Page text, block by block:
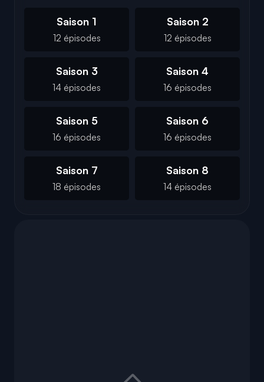
Saison 1
12 épisodes
Saison 2
12 épisodes
Saison 3
14 épisodes
Saison 4
16 épisodes
Saison 5
16 épisodes
Saison 6
16 épisodes
Saison 7
18 épisodes
Saison 8
14 épisodes